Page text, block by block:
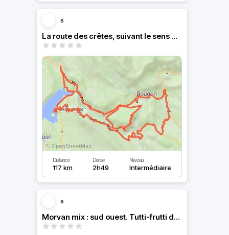
s
La route des crêtes, suivant le sens des aiguilles (!!!)
Distance
117 km
Durée
2h49
Niveau
Intermédiaire
s
Morvan mix : sud ouest. Tutti-frutti de virolos